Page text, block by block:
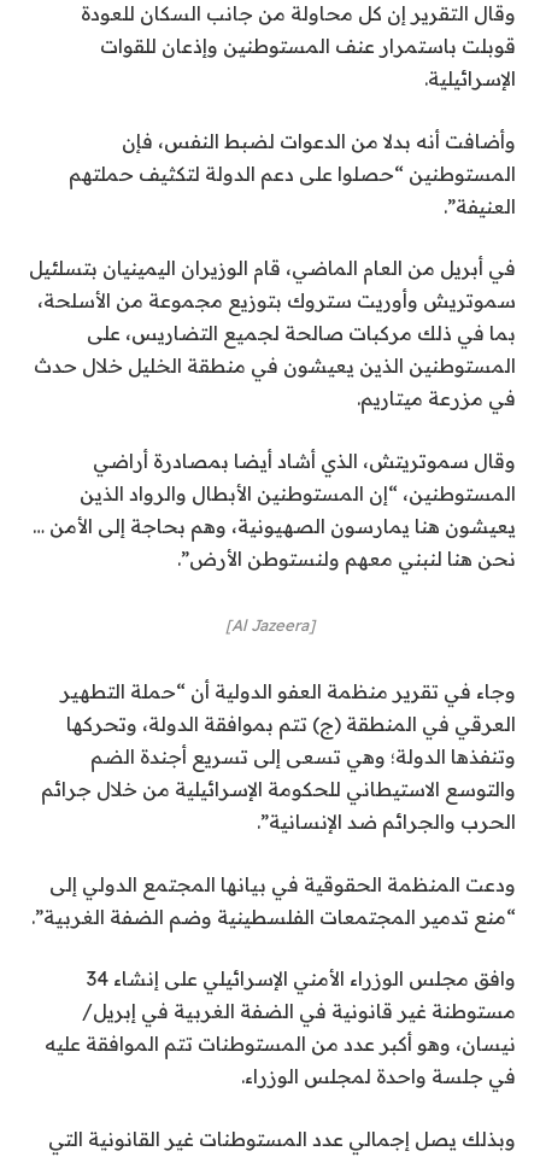
وقال التقرير إن كل محاولة من جانب السكان للعودة
قوبلت باستمرار عنف المستوطنين وإذعان للقوات
الإسرائيلية.
وأضافت أنه بدلا من الدعوات لضبط النفس، فإن
المستوطنين “حصلوا على دعم الدولة لتكثيف حملتهم
العنيفة”.
في أبريل من العام الماضي، قام الوزيران اليمينيان بتسلئيل
سموتريش وأوريت ستروك بتوزيع مجموعة من الأسلحة،
بما في ذلك مركبات صالحة لجميع التضاريس، على
المستوطنين الذين يعيشون في منطقة الخليل خلال حدث
في مزرعة ميتاريم.
وقال سموتريتش، الذي أشاد أيضا بمصادرة أراضي
المستوطنين، “إن المستوطنين الأبطال والرواد الذين
يعيشون هنا يمارسون الصهيونية، وهم بحاجة إلى الأمن …
نحن هنا لنبني معهم ولنستوطن الأرض”.
[Al Jazeera]
وجاء في تقرير منظمة العفو الدولية أن “حملة التطهير
العرقي في المنطقة (ج) تتم بموافقة الدولة، وتحركها
وتنفذها الدولة؛ وهي تسعى إلى تسريع أجندة الضم
والتوسع الاستيطاني للحكومة الإسرائيلية من خلال جرائم
الحرب والجرائم ضد الإنسانية”.
ودعت المنظمة الحقوقية في بيانها المجتمع الدولي إلى
“منع تدمير المجتمعات الفلسطينية وضم الضفة الغربية”.
وافق مجلس الوزراء الأمني ​​الإسرائيلي على إنشاء 34
مستوطنة غير قانونية في الضفة الغربية في إبريل/
نيسان، وهو أكبر عدد من المستوطنات تتم الموافقة عليه
في جلسة واحدة لمجلس الوزراء.
وبذلك يصل إجمالي عدد المستوطنات غير القانونية التي